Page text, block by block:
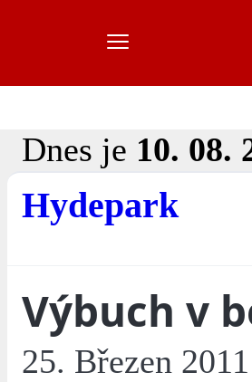
Dnes je 10. 08.
Hydepark
Výbuch v
25. Březen